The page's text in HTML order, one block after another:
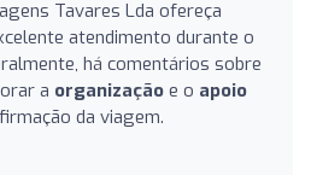
Tavares Lda ofereça
atendimento durante o
há comentários sobre
a organização e o apoio
da viagem.